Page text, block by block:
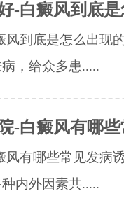
-白癜风到底
风到底是怎么出现
，给众多患.....
-白癜风有哪
风有哪些常见发病
内外因素共.....